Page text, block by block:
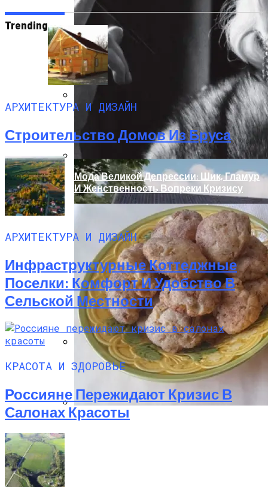
Дом С Минимальными Инженерными
Трассами Для Комфорта И Удобства
Дом С Оптимальным Распределением
Влажных Зон Для Комфорта
Мода Великой Депрессии: Шик, Гламур
И Женственность Вопреки Кризису
Секреты Домашней Выпечки:
Trending
АРХИТЕКТУРА И ДИЗАЙН
Строительство Домов Из Бруса
АРХИТЕКТУРА И ДИЗАЙН
Инфраструктурные Коттеджные
Поселки: Комфорт И Удобство В
Сельской Местности
КРАСОТА И ЗДОРОВЬЕ
Россияне Пережидают Кризис В
Салонах Красоты